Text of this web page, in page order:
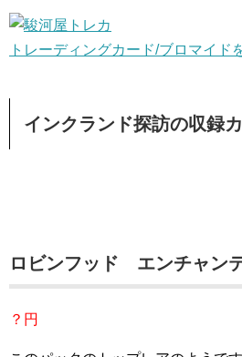
トレーディングカード/ブロマイド
インクランド探訪の収録
ロビンフッド エンチャン
？円